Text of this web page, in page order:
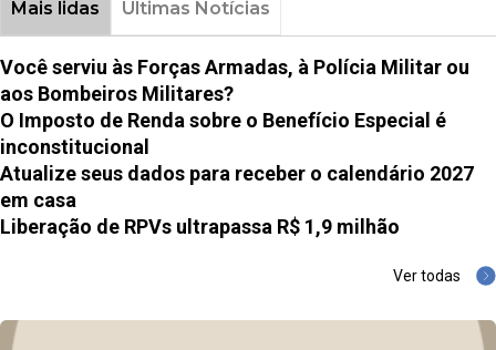
Mais lidas Últimas Notícias
Você serviu às Forças Armadas, à Polícia Militar ou
aos Bombeiros Militares?
O Imposto de Renda sobre o Benefício Especial é
inconstitucional
Atualize seus dados para receber o calendário 2027
em casa
Liberação de RPVs ultrapassa R$ 1,9 milhão
Ver todas